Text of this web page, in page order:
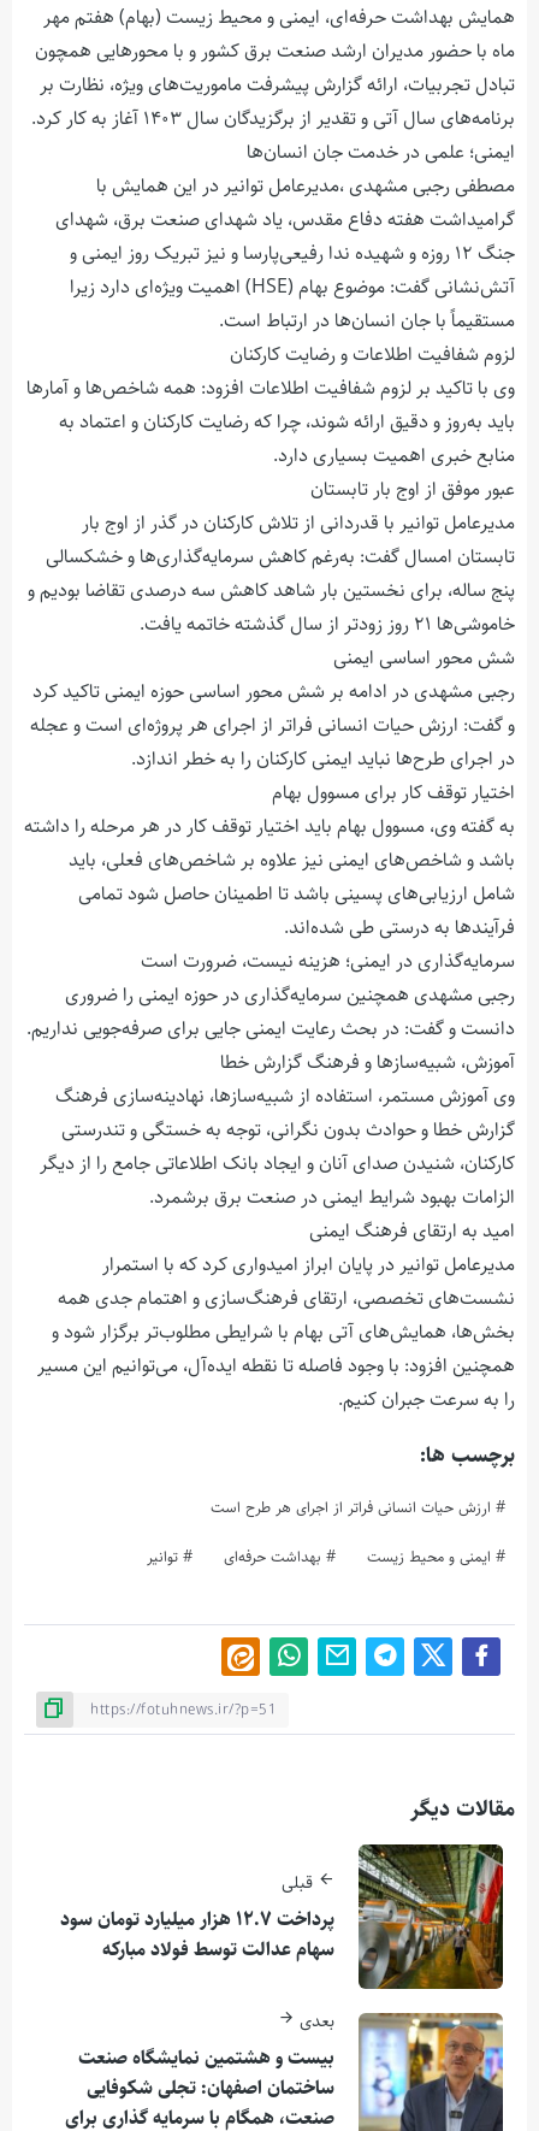
همایش بهداشت حرفه‌ای، ایمنی و محیط زیست (بهام) هفتم مهر
ماه با حضور مدیران ارشد صنعت برق کشور و با محورهایی همچون
تبادل تجربیات، ارائه گزارش پیشرفت ماموریت‌های ویژه، نظارت بر
برنامه‌های سال آتی و تقدیر از برگزیدگان سال ۱۴۰۳ آغاز به کار کرد.
ایمنی؛ علمی در خدمت جان انسان‌ها
مصطفی رجبی مشهدی ،مدیرعامل توانیر در این همایش با
گرامیداشت هفته دفاع مقدس، یاد شهدای صنعت برق، شهدای
جنگ ۱۲ روزه و شهیده ندا رفیعی‌پارسا و نیز تبریک روز ایمنی و
آتش‌نشانی گفت: موضوع بهام (HSE) اهمیت ویژه‌ای دارد زیرا
مستقیماً با جان انسان‌ها در ارتباط است.
لزوم شفافیت اطلاعات و رضایت کارکنان
وی با تاکید بر لزوم شفافیت اطلاعات افزود: همه شاخص‌ها و آمارها
باید به‌روز و دقیق ارائه شوند، چرا که رضایت کارکنان و اعتماد به
منابع خبری اهمیت بسیاری دارد.
عبور موفق از اوج بار تابستان
مدیرعامل توانیر با قدردانی از تلاش کارکنان در گذر از اوج بار
تابستان امسال گفت: به‌رغم کاهش سرمایه‌گذاری‌ها و خشکسالی
پنج ساله، برای نخستین بار شاهد کاهش سه درصدی تقاضا بودیم و
خاموشی‌ها ۲۱ روز زودتر از سال گذشته خاتمه یافت.
شش محور اساسی ایمنی
رجبی مشهدی در ادامه بر شش محور اساسی حوزه ایمنی تاکید کرد
و گفت: ارزش حیات انسانی فراتر از اجرای هر پروژه‌ای است و عجله‌
در اجرای طرح‌ها نباید ایمنی کارکنان را به خطر اندازد.
اختیار توقف کار برای مسوول بهام
به گفته وی، مسوول بهام باید اختیار توقف کار در هر مرحله را داشته
باشد و شاخص‌های ایمنی نیز علاوه بر شاخص‌های فعلی، باید
شامل ارزیابی‌های پسینی باشد تا اطمینان حاصل شود تمامی
فرآیندها به درستی طی شده‌اند.
سرمایه‌گذاری در ایمنی؛ هزینه نیست، ضرورت است
رجبی مشهدی همچنین سرمایه‌گذاری در حوزه ایمنی را ضروری
دانست و گفت: در بحث رعایت ایمنی جایی برای صرفه‌جویی نداریم.
آموزش، شبیه‌سازها و فرهنگ گزارش خطا
وی آموزش مستمر، استفاده از شبیه‌سازها، نهادینه‌سازی فرهنگ
گزارش خطا و حوادث بدون نگرانی، توجه به خستگی و تندرستی
کارکنان، شنیدن صدای آنان و ایجاد بانک اطلاعاتی جامع را از دیگر
الزامات بهبود شرایط ایمنی در صنعت برق برشمرد.
امید به ارتقای فرهنگ ایمنی
مدیرعامل توانیر در پایان ابراز امیدواری کرد که با استمرار
نشست‌های تخصصی، ارتقای فرهنگ‌سازی و اهتمام جدی همه
بخش‌ها، همایش‌های آتی بهام با شرایطی مطلوب‌تر برگزار شود و
همچنین افزود: با وجود فاصله تا نقطه ایده‌آل، می‌توانیم این مسیر
را به سرعت جبران کنیم.
برچسب ها:
ارزش حیات انسانی فراتر از اجرای هر طرح است
ایمنی و محیط زیست بهداشت حرفه‌ای توانیر
مقالات دیگر
قبلی
پرداخت ۱۲.۷ هزار میلیارد تومان سود
سهام عدالت توسط فولاد مبارکه
بعدی
بیست و هشتمین نمایشگاه صنعت
ساختمان اصفهان: تجلی شکوفایی
صنعت، همگام با سرمایه گذاری برای